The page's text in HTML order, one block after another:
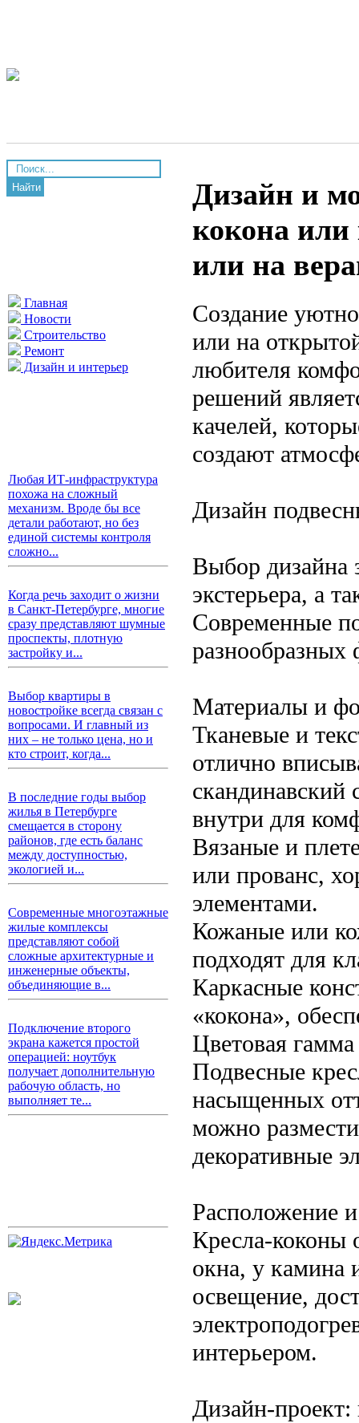
Найти
Главная
Новости
Строительство
Ремонт
Дизайн и интерьер
Любая ИТ-инфраструктура
похожа на сложный
механизм. Вроде бы все
детали работают, но без
единой системы контроля
сложно...
Когда речь заходит о жизни
в Санкт-Петербурге, многие
сразу представляют шумные
проспекты, плотную
застройку и...
Выбор квартиры в
новостройке всегда связан с
вопросами. И главный из
них – не только цена, но и
кто строит, когда...
В последние годы выбор
жилья в Петербурге
смещается в сторону
районов, где есть баланс
между доступностью,
экологией и...
Современные многоэтажные
жилые комплексы
представляют собой
сложные архитектурные и
инженерные объекты,
объединяющие в...
Подключение второго
экрана кажется простой
операцией: ноутбук
получает дополнительную
рабочую область, но
выполняет те...
Дизайн и
кокона или
или на
Создание
или на
любителя
решений
качелей,
создают
Дизайн
Выбор дизайна
экстерьера, а
Современные
разнообразных
Материалы и
Тканевые и
отлично
внутри для
Вязаные и
или прованс,
элементами.
Кожаные или
подходят для
Каркасные
«кокона»,
Цветовая
Подвесные
насыщенных
можно
декоративные
Расположение
Кресла-коконы
окна, у камина
освещение,
интерьером.
Дизайн-проект: